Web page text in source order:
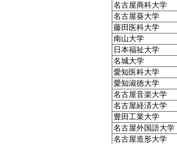
名古屋商科大学
名古屋葵大学
藤田医科大学
南山大学
日本福祉大学
名城大学
愛知医科大学
愛知淑徳大学
名古屋音楽大学
名古屋経済大学
豊田工業大学
名古屋外国語大学
名古屋造形大学